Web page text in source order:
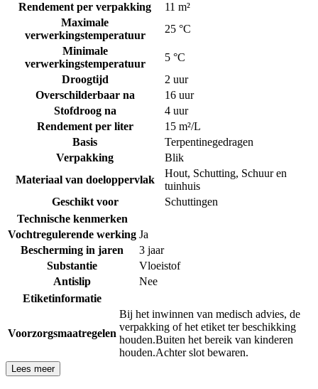
Rendement per verpakking
11 m²
Maximale
verwerkingstemperatuur
25 °C
Minimale
verwerkingstemperatuur
5 °C
Droogtijd
2 uur
Overschilderbaar na
16 uur
Stofdroog na
4 uur
Rendement per liter
15 m²/L
Basis
Terpentinegedragen
Verpakking
Blik
Materiaal van doeloppervlak
Hout, Schutting, Schuur en
tuinhuis
Geschikt voor
Schuttingen
Technische kenmerken
Vochtregulerende werking Ja
Bescherming in jaren
3 jaar
Substantie
Vloeistof
Antislip
Nee
Etiketinformatie
Voorzorgsmaatregelen
Bij het inwinnen van medisch advies, de
verpakking of het etiket ter beschikking
houden.Buiten het bereik van kinderen
houden.Achter slot bewaren.
Lees meer